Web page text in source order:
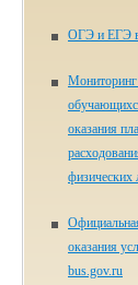
ОГЭ и ЕГЭ в
Мониторинг
оказания
физических
оказания
bus.gov.ru